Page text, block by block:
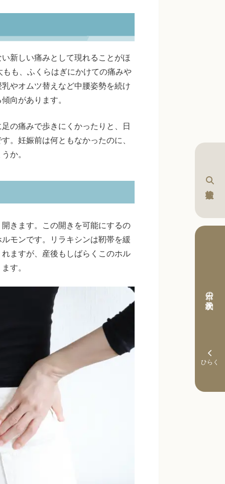
本日の予約状況
新しい痛みとして現れることがほ
も、ふくらはぎにかけての痛みや
やオムツ替えなど中腰姿勢を続け
向があります。
の痛みで歩きにくかったりと、日
。妊娠前は何ともなかったのに、
か。
きます。この開きを可能にするの
モンです。リラキシンは靭帯を緩
ますが、産後もしばらくこのホル
す。